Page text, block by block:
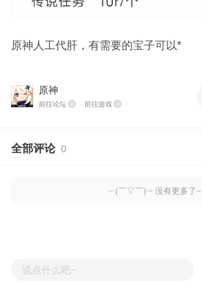
原神人工代肝，有需要的宝子可以*
原神
前往论坛 前往游戏
全部评论 0
~ (￣▽￣) ~ 没有更多了~
说点什么吧~